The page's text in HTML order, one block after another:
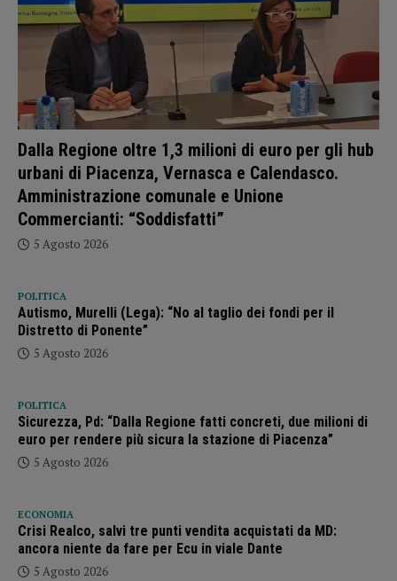
Dalla Regione oltre 1,3 milioni di euro per gli hub
urbani di Piacenza, Vernasca e Calendasco.
Amministrazione comunale e Unione
Commercianti: “Soddisfatti”
5 Agosto 2026
POLITICA
Autismo, Murelli (Lega): “No al taglio dei fondi per il
Distretto di Ponente”
5 Agosto 2026
POLITICA
Sicurezza, Pd: “Dalla Regione fatti concreti, due milioni di
euro per rendere più sicura la stazione di Piacenza”
5 Agosto 2026
ECONOMIA
Crisi Realco, salvi tre punti vendita acquistati da MD:
ancora niente da fare per Ecu in viale Dante
5 Agosto 2026